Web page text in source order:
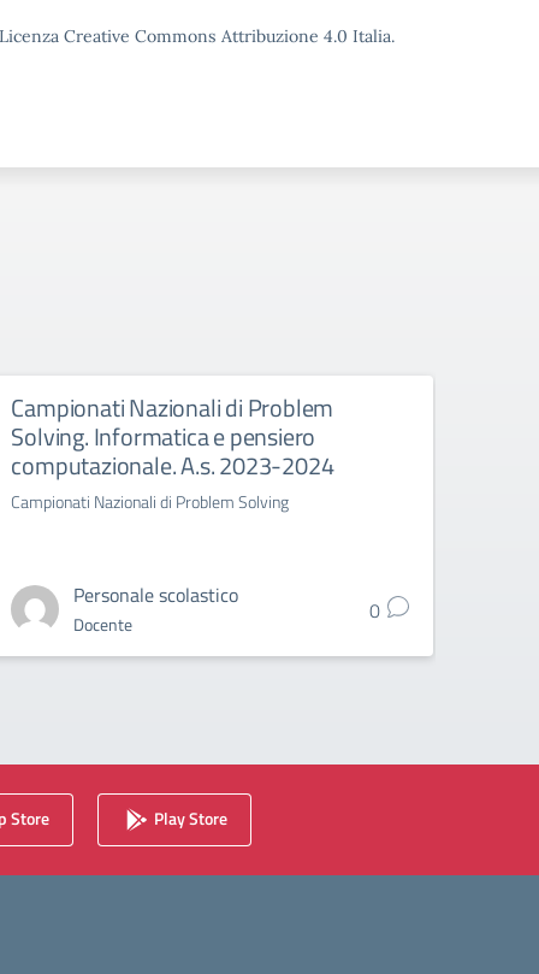
Creative Commons Attribuzione 4.0 Italia.
Campionati Nazionali di Problem
Solving. Informatica e pensiero
computazionale. A.s. 2023-2024
Campionati Nazionali di Problem Solving
Personale scolastico
Docente 0
Store Play Store